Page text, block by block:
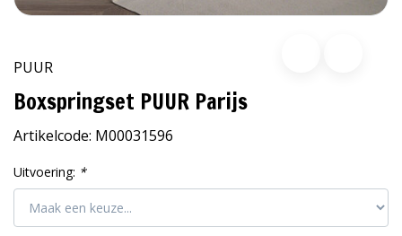
PUUR
Boxspringset PUUR Parijs
Artikelcode: M00031596
Uitvoering: *